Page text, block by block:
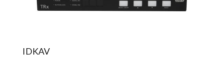
IDKAV